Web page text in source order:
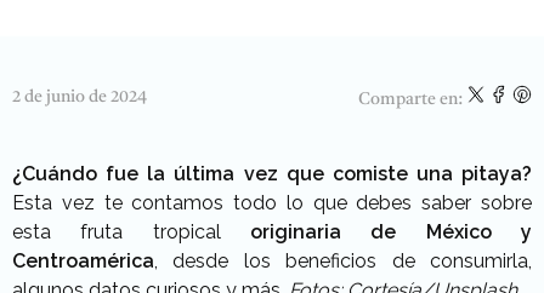
2 de junio de 2024 Comparte en:
¿Cuándo fue la última vez que comiste una pitaya?
Esta vez te contamos todo lo que debes saber sobre
esta fruta tropical originaria de México y
Centroamérica , desde los beneficios de consumirla,